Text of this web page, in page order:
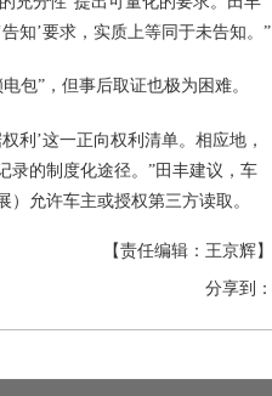
知’要求，实质上等同于未告知。”
包”，但事后取证也极为困难。
利’这一正向权利清单。相应地，
录的制度化途径。”田丰建议，车
允许车主或授权第三方读取。
【责任编辑：王京辉】
分享到：